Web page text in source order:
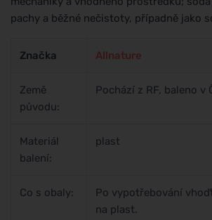
pachy a běžné nečistoty, případně jako
Značka Allnature
Země
původu:
Pochází z RF, baleno v
Materiál
balení:
plast
Co s obaly:
Po vypotřebování
na plast.